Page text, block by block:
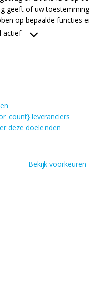
geeft of uw
op bepaalde functies
actief
leveranciers
deze doeleinden
Bekijk voorkeuren